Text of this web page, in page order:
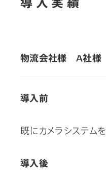
物流会社様 A社様
導入前
既にカメラシステム
導入後